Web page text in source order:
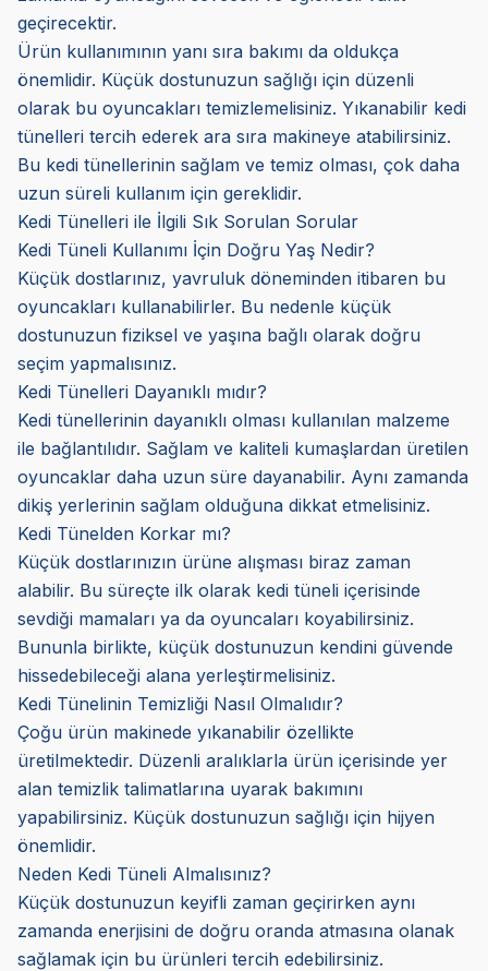
geçirecektir.
Ürün kullanımının yanı sıra bakımı da oldukça
önemlidir. Küçük dostunuzun sağlığı için düzenli
olarak bu oyuncakları temizlemelisiniz. Yıkanabilir kedi
tünelleri tercih ederek ara sıra makineye atabilirsiniz.
Bu kedi tünellerinin sağlam ve temiz olması, çok daha
uzun süreli kullanım için gereklidir.
Kedi Tünelleri ile İlgili Sık Sorulan Sorular
Kedi Tüneli Kullanımı İçin Doğru Yaş Nedir?
Küçük dostlarınız, yavruluk döneminden itibaren bu
oyuncakları kullanabilirler. Bu nedenle küçük
dostunuzun fiziksel ve yaşına bağlı olarak doğru
seçim yapmalısınız.
Kedi Tünelleri Dayanıklı mıdır?
Kedi tünellerinin dayanıklı olması kullanılan malzeme
ile bağlantılıdır. Sağlam ve kaliteli kumaşlardan üretilen
oyuncaklar daha uzun süre dayanabilir. Aynı zamanda
dikiş yerlerinin sağlam olduğuna dikkat etmelisiniz.
Kedi Tünelden Korkar mı?
Küçük dostlarınızın ürüne alışması biraz zaman
alabilir. Bu süreçte ilk olarak kedi tüneli içerisinde
sevdiği mamaları ya da oyuncaları koyabilirsiniz.
Bununla birlikte, küçük dostunuzun kendini güvende
hissedebileceği alana yerleştirmelisiniz.
Kedi Tünelinin Temizliği Nasıl Olmalıdır?
Çoğu ürün makinede yıkanabilir özellikte
üretilmektedir. Düzenli aralıklarla ürün içerisinde yer
alan temizlik talimatlarına uyarak bakımını
yapabilirsiniz. Küçük dostunuzun sağlığı için hijyen
önemlidir.
Neden Kedi Tüneli Almalısınız?
Küçük dostunuzun keyifli zaman geçirirken aynı
zamanda enerjisini de doğru oranda atmasına olanak
sağlamak için bu ürünleri tercih edebilirsiniz.